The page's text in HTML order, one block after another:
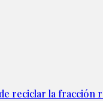
reciclar la fracción